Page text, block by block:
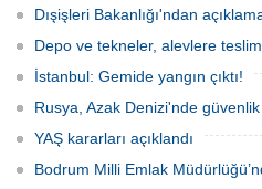
Dışişleri Bakanlığı'ndan
Depo ve tekneler, alevlere
İstanbul: Gemide yangın çıktı!
Rusya, Azak Denizi'nde
YAŞ kararları açıklandı
Bodrum Milli Emlak